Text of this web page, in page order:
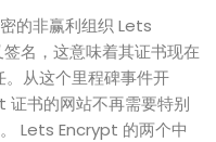
的非赢利组织 Lets
名，这意味着其证书现在
从这个里程碑事件开
书的网站不再需要特别
Lets Encrypt 的两个中